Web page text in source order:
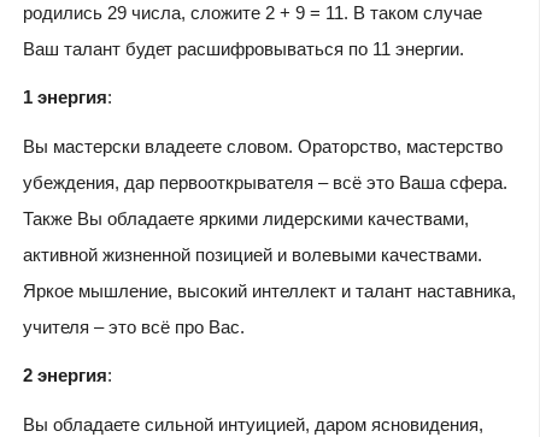
родились 29 числа, сложите 2 + 9 = 11. В таком случае
Ваш талант будет расшифровываться по 11 энергии.
1 энергия:
Вы мастерски владеете словом. Ораторство, мастерство
убеждения, дар первооткрывателя – всё это Ваша сфера.
Также Вы обладаете яркими лидерскими качествами,
активной жизненной позицией и волевыми качествами.
Яркое мышление, высокий интеллект и талант наставника,
учителя – это всё про Вас.
2 энергия:
Вы обладаете сильной интуицией, даром ясновидения,